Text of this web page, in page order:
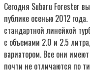
Сегодня Subaru Forester
публике осенью 2012
стандартной линейкой
с объемами 2.0 и 2.5
вариатором. Все они
почти не отличаются по